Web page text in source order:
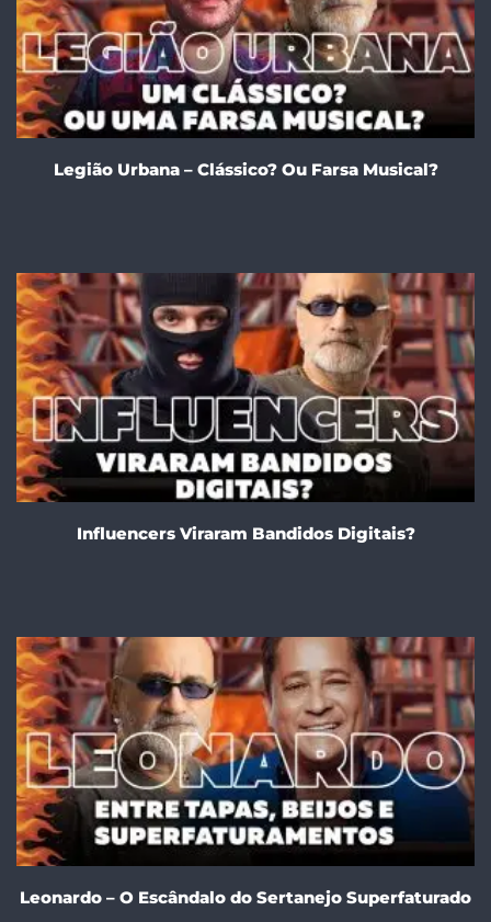
Legião Urbana – Clássico? Ou Farsa Musical?
Influencers Viraram Bandidos Digitais?
Leonardo – O Escândalo do Sertanejo Superfaturado